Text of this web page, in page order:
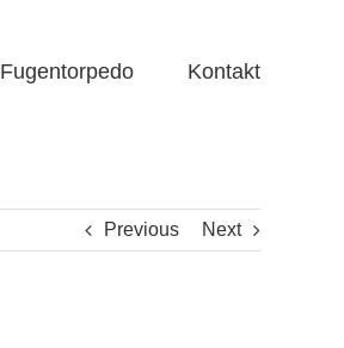
Fugentorpedo Kontakt
Previous Next